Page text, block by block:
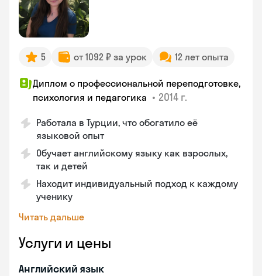
5 от 1092 ₽ за урок 12 лет опыта
Диплом о профессиональной переподготовке,
психология и педагогика • 2014 г.
Работала в Турции, что обогатило её
языковой опыт
Обучает английскому языку как взрослых,
так и детей
Находит индивидуальный подход к каждому
ученику
Читать дальше
Услуги и цены
Английский язык